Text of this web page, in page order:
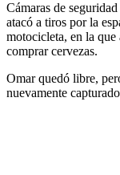
Cámaras de
atacó a tiros por la
motocicleta, en la que
comprar cervezas.
Omar quedó libre,
nuevamente